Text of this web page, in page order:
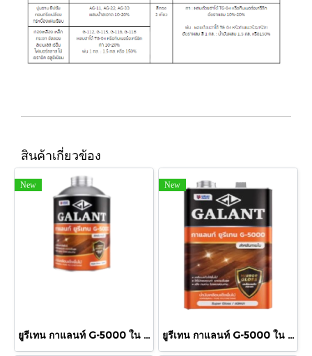
สินค้าเกี่ยวข้อง
New
ยูรีเทน กาแลนท์ G-5000 ใน 460cc.
New
ยูรีเทน กาแลนท์ G-5000 ใน กล.